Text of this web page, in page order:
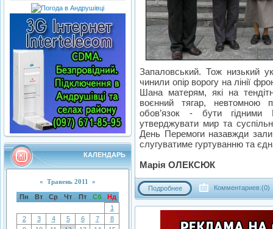
КАЛЕНДАРЬ
« Травень 2011 »
Пн Вт Ср Чт Пт Сб
Нд
1
2
3 4 5 6 7
8
Запаловський. Тож низький
чинили опір ворогу на лінії
Шана матерям, які на
воєнний тягар, невтомною
обов’язок - бути гідними
утверджувати мир та
День Перемоги назавжди
слугуватиме гуртуванню та
Марія ОЛЕКСЮК
Подробнее Комментариев:(0)